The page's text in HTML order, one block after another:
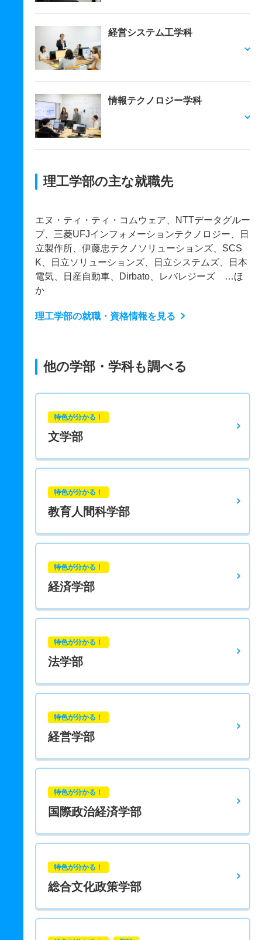
経営システム工学科
情報テクノロジー学科
理工学部の主な就職先
エヌ・ティ・ティ・コムウェア、NTTデータグルー
プ、三菱UFJインフォメーションテクノロジー、日
立製作所、伊藤忠テクノソリューションズ、SCS
K、日立ソリューションズ、日立システムズ、日本
電気、日産自動車、Dirbato、レバレジーズ …ほ
か
理工学部の就職・資格情報を見る
他の学部・学科も調べる
特色が分かる！
文学部
特色が分かる！
教育人間科学部
特色が分かる！
経済学部
特色が分かる！
法学部
特色が分かる！
経営学部
特色が分かる！
国際政治経済学部
特色が分かる！
総合文化政策学部